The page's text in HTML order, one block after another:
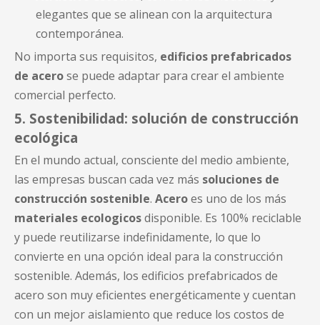
elegantes que se alinean con la arquitectura
contemporánea.
No importa sus requisitos, edificios prefabricados
de acerose puede adaptar para crear el ambiente
comercial perfecto.
5. Sostenibilidad: solución de construcción
ecológica
En el mundo actual, consciente del medio ambiente,
las empresas buscan cada vez más soluciones de
construcción sostenible. Aceroes uno de los más
materiales ecologicosdisponible. Es 100% reciclable
y puede reutilizarse indefinidamente, lo que lo
convierte en una opción ideal para la construcción
sostenible. Además, los edificios prefabricados de
acero son muy eficientes energéticamente y cuentan
con un mejor aislamiento que reduce los costos de